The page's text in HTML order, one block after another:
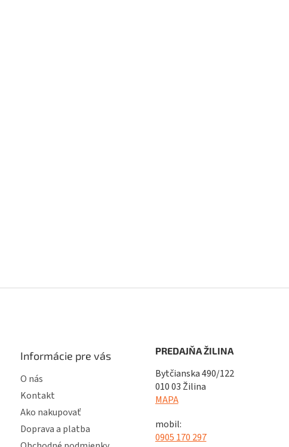
Informácie pre vás
O nás
Kontakt
Ako nakupovať
Doprava a platba
PREDAJŇA ŽILINA
Bytčianska 490/122
010 03 Žilina
MAPA
mobil:
0905 170 297